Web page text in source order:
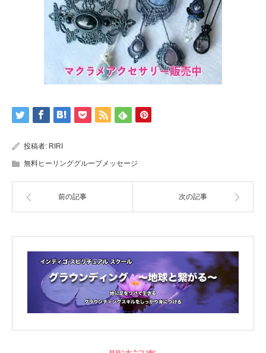
投稿者: RIRI
無料ヒーリンググループメッセージ
前の記事 次の記事